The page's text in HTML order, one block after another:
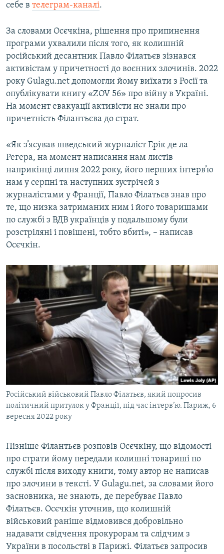
себе в телеграм-каналі.
За словами Осєчкіна, рішення про припинення
програми ухвалили після того, як колишній
російський десантник Павло Філатьєв зізнався
активістам у причетності до воєнних злочинів. 2022
року Gulagu.net допомогли йому виїхати з Росії та
опублікувати книгу «ZOV 56» про війну в Україні.
На момент евакуації активісти не знали про
причетність Філантьєва до страт.
«Як з’ясував шведський журналіст Ерік де ла
Регера, на момент написання нам листів
наприкінці липня 2022 року, його перших інтерв’ю
нам у серпні та наступних зустрічей з
журналістами у Франції, Павло Філатьєв знав про
те, що низка затриманих ним і його товаришами
по службі з ВДВ українців у подальшому були
розстріляні і повішені, тобто вбиті», – написав
Осєчкін.
Російський військовий Павло Філатьєв, який попросив
політичний притулок у Франції, під час інтерв’ю. Париж, 6
вересня 2022 року
Пізніше Філантьєв розповів Осєчкіну, що відомості
про страти йому передали колишні товариші по
службі після виходу книги, тому автор не написав
про злочини в тексті. У Gulagu.net, за словами його
засновника, не знають, де перебуває Павло
Філатьєв. Осєчкін уточнив, що колишній
військовий раніше відмовився добровільно
надавати свідчення прокурорам та слідчим з
України в посольстві в Парижі. Філатьєв запросив